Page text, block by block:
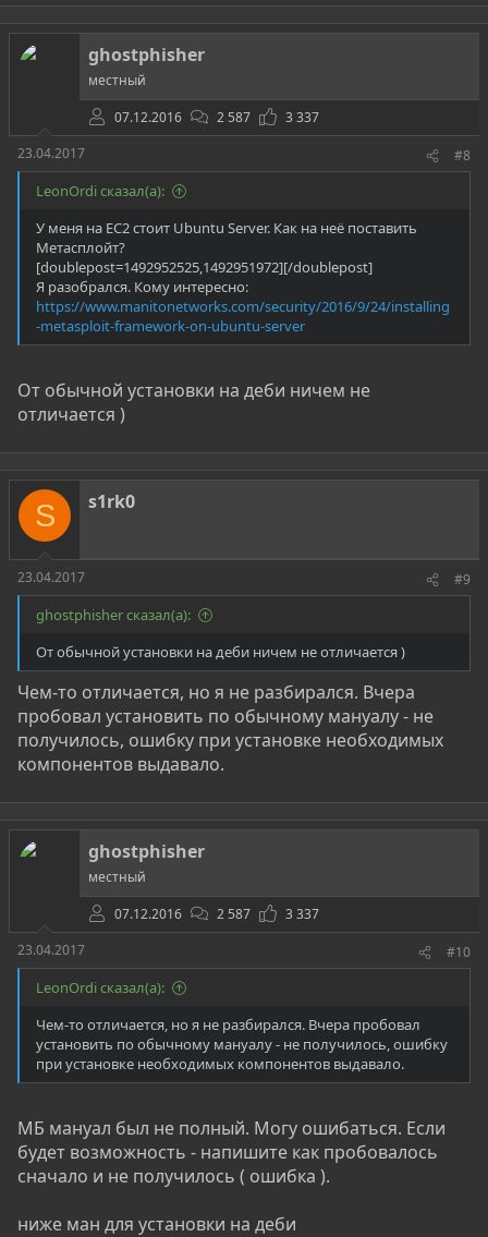
ghostphisher
местный
07.12.2016
2 587
3 337
23.04.2017
#8
LeonOrdi сказал(а):
У меня на EC2 стоит Ubuntu Server. Как на неё поставить
Метасплойт?
[doublepost=1492952525,1492951972][/doublepost]
Я разобрался. Кому интересно:
https://www.manitonetworks.com/security/2016/9/24/installing
-metasploit-framework-on-ubuntu-server
От обычной установки на деби ничем не
отличается )
S s1rk0
23.04.2017 #9
ghostphisher сказал(а):
От обычной установки на деби ничем не отличается )
Чем-то отличается, но я не разбирался. Вчера
пробовал установить по обычному мануалу - не
получилось, ошибку при установке необходимых
компонентов выдавало.
ghostphisher
местный
07.12.2016
2 587
3 337
23.04.2017
#10
LeonOrdi сказал(а):
Чем-то отличается, но я не разбирался. Вчера пробовал
установить по обычному мануалу - не получилось, ошибку
при установке необходимых компонентов выдавало.
МБ мануал был не полный. Могу ошибаться. Если
будет возможность - напишите как пробовалось
сначало и не получилось ( ошибка ).
ниже ман для установки на деби